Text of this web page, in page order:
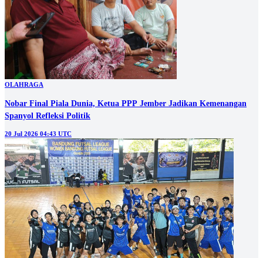
OLAHRAGA
Nobar Final Piala Dunia, Ketua PPP Jember Jadikan Kemenangan
Spanyol Refleksi Politik
20 Jul 2026 04:43 UTC